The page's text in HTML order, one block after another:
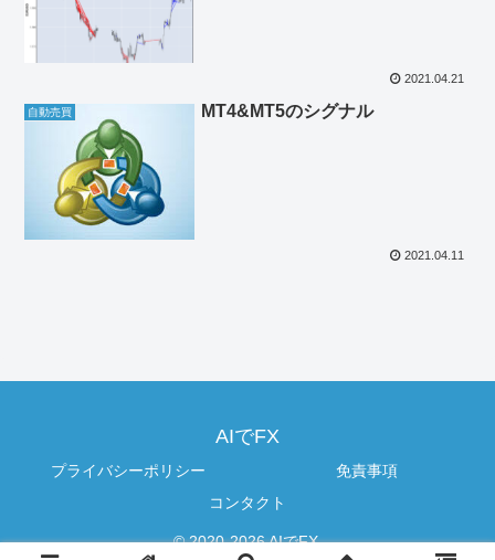
2021.04.21
自動売買 MT4&MT5のシグナル
2021.04.11
AIでFX
プライバシーポリシー
免責事項
コンタクト
© 2020-2026 AIでFX.